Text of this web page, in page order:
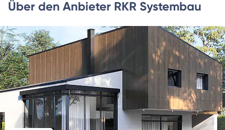
Über den Anbieter RKR Systembau